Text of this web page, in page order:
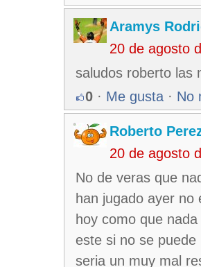
Aramys
20 de agosto
saludos roberto las
0 · Me gusta · No
Roberto
20 de agosto
No de veras que
han jugado ayer
hoy como que
este si no se
seria un muy mal